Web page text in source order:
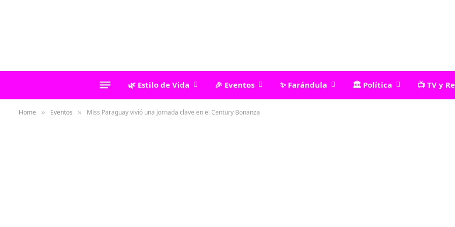
🌿 Estilo de Vida 🎉 Eventos ✨ Farándula 🏛️ Política 📺 TV y
Home » Eventos » Miss Paraguay vivió una jornada clave en el Century Bonanza